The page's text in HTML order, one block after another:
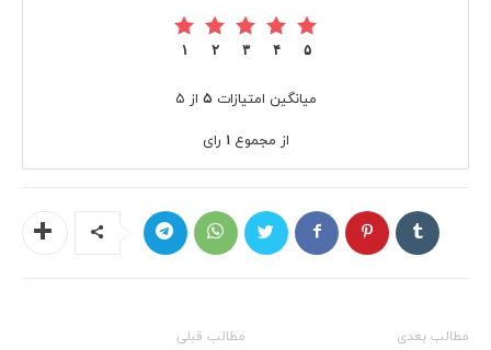
۵ ۴ ۳ ۲ ۱
میانگین امتیازات ۵ از ۵
از مجموع۱ رای
مطالب قبلی مطالب بعدی